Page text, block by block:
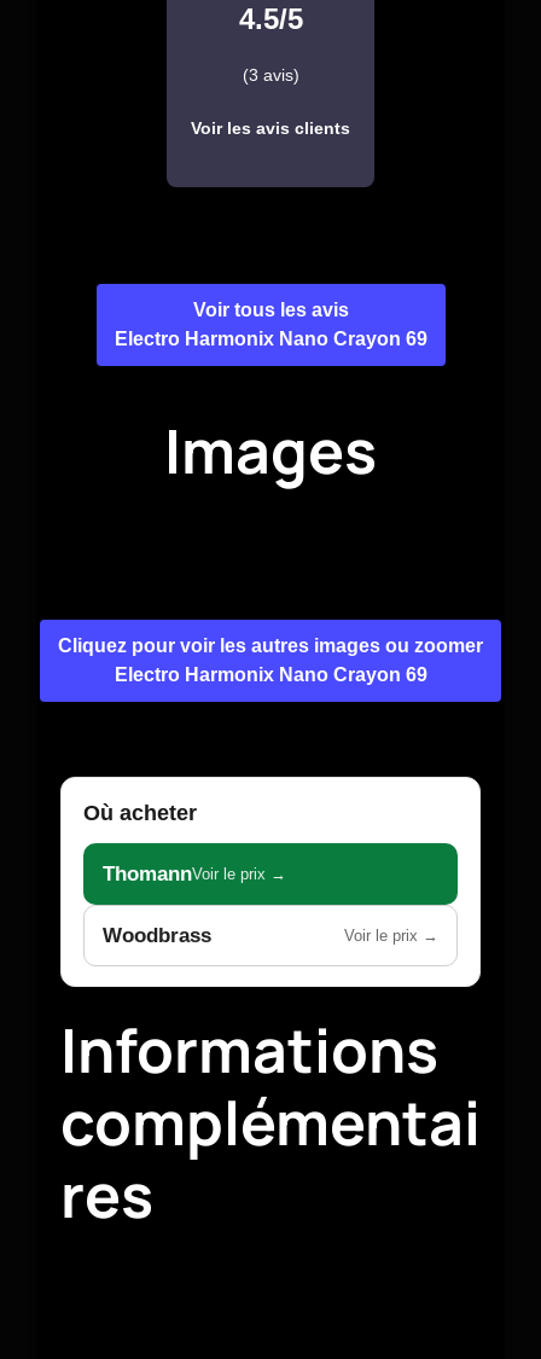
4.5/5
(3 avis)
Voir les avis clients
Voir tous les avis
Electro Harmonix Nano Crayon 69
Images
Cliquez pour voir les autres images ou zoomer
Electro Harmonix Nano Crayon 69
Où acheter
ThomannVoir le prix →
Woodbrass Voir le prix →
Informations
complémentai
res